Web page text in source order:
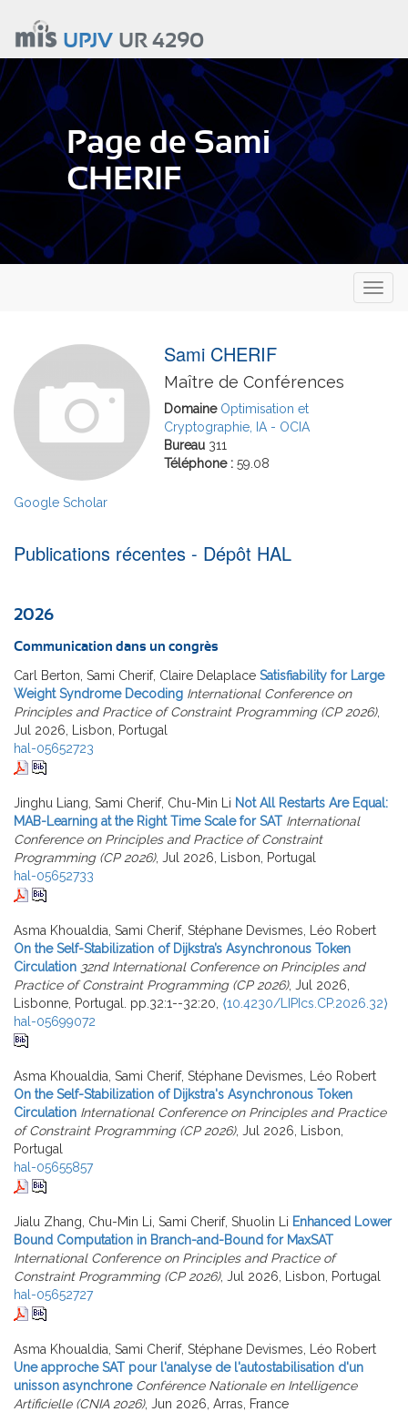
contenu
principal
UPJVUR 4290
Page de Sami
CHERIF
Sami CHERIF
Maître de Conférences
Domaine Optimisation et
Cryptographie, IA - OCIA
Bureau 311
Téléphone : 59.08
Google Scholar
Publications récentes - Dépôt HAL
2026
Communication dans un congrès
Carl Berton, Sami Cherif, Claire Delaplace Satisfiability for Large
Weight Syndrome Decoding International Conference on
Principles and Practice of Constraint Programming (CP 2026),
Jul 2026, Lisbon, Portugal
hal-05652723
Jinghu Liang, Sami Cherif, Chu-Min Li Not All Restarts Are Equal:
MAB-Learning at the Right Time Scale for SAT International
Conference on Principles and Practice of Constraint
Programming (CP 2026), Jul 2026, Lisbon, Portugal
hal-05652733
Asma Khoualdia, Sami Cherif, Stéphane Devismes, Léo Robert
On the Self-Stabilization of Dijkstra’s Asynchronous Token
Circulation 32nd International Conference on Principles and
Practice of Constraint Programming (CP 2026), Jul 2026,
Lisbonne, Portugal. pp.32:1--32:20, ⟨10.4230/LIPIcs.CP.2026.32⟩
hal-05699072
Asma Khoualdia, Sami Cherif, Stéphane Devismes, Léo Robert
On the Self-Stabilization of Dijkstra's Asynchronous Token
Circulation International Conference on Principles and Practice
of Constraint Programming (CP 2026), Jul 2026, Lisbon,
Portugal
hal-05655857
Jialu Zhang, Chu-Min Li, Sami Cherif, Shuolin Li Enhanced Lower
Bound Computation in Branch-and-Bound for MaxSAT
International Conference on Principles and Practice of
Constraint Programming (CP 2026), Jul 2026, Lisbon, Portugal
hal-05652727
Asma Khoualdia, Sami Cherif, Stéphane Devismes, Léo Robert
Une approche SAT pour l'analyse de l'autostabilisation d'un
unisson asynchrone Conférence Nationale en Intelligence
Artificielle (CNIA 2026), Jun 2026, Arras, France